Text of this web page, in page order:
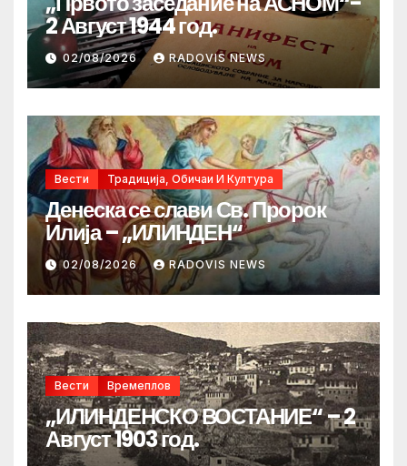
2 Август 1944 год.
02/08/2026 RADOVIS NEWS
Вести Традиција, Обичаи И Култура
Денеска се слави Св. Пророк
Илија – „ИЛИНДЕН“
02/08/2026 RADOVIS NEWS
Вести Времеплов
„ИЛИНДЕНСКО ВОСТАНИЕ“ – 2
Август 1903 год.